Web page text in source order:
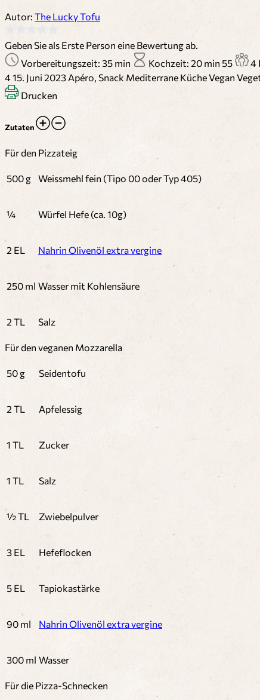
Autor: The Lucky Tofu
Geben Sie als Erste Person eine Bewertung ab.
Vorbereitungszeit: 35 min
Kochzeit: 20 min 55
4
415. Juni 2023 Apéro, Snack Mediterrane KücheVegan
Drucken
Zutaten
Für den Pizzateig
500 g Weissmehl fein (Tipo 00 oder Typ 405)
¼ Würfel Hefe (ca. 10g)
2 EL Nahrin Olivenöl extra vergine
250 ml Wasser mit Kohlensäure
2 TL Salz
Für den veganen Mozzarella
50 g Seidentofu
2 TL Apfelessig
1 TL Zucker
1 TL Salz
½ TL Zwiebelpulver
3 EL Hefeflocken
5 EL Tapiokastärke
90 ml Nahrin Olivenöl extra vergine
300 ml Wasser
Für die Pizza-Schnecken